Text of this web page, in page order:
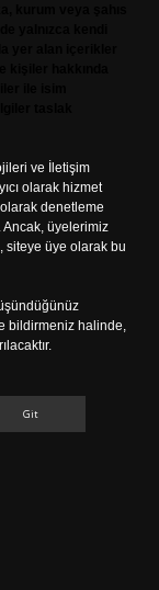
ve İletişim
olarak hizmet
denetleme
Ancak, üyelerimiz
siteye üye olarak bu
bildirmeniz halinde,